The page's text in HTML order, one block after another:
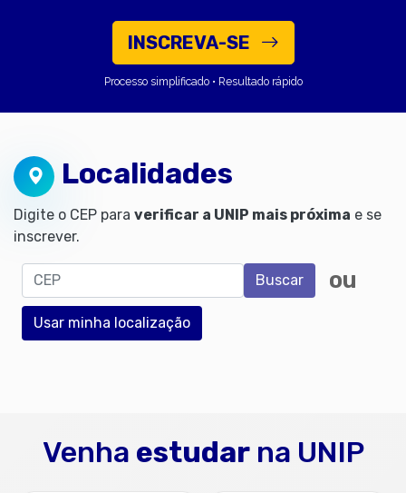
INSCREVA-SE
Processo simplificado • Resultado rápido
Localidades
Digite o CEP para verificar a UNIP mais próxima e se
inscrever.
CEP Buscar ou
Usar minha localização
Venha estudarna UNIP